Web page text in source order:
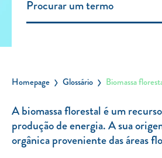
Carregar Fora de Casa
Leituras
Sobre nós
Contactos
FAQ
Homepage Glossário Biomassa
A biomassa florestal é um
produção de energia. A sua
orgânica proveniente das áreas